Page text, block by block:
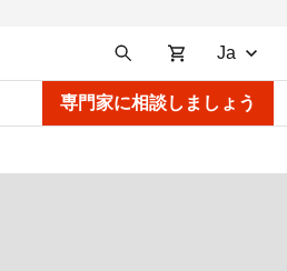
Ja
専門家に相談しましょう